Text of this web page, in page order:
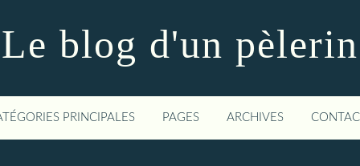
Le blog d'un pèlerin
PRINCIPALES PAGES ARCHIVES